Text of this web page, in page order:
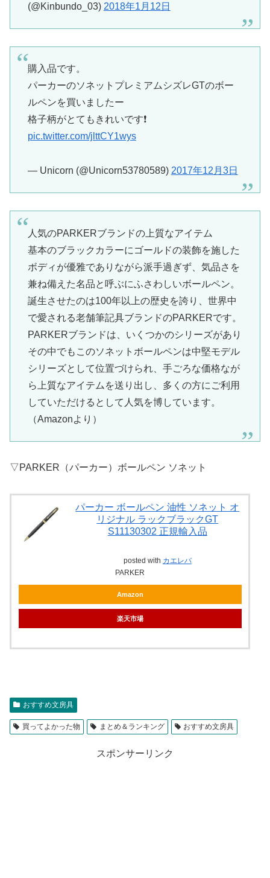
(@Kinbundo_03) 2018年1月12日
購入品です。
パーカーのソネットプレミアムシズレGTのボー
ルペンを買いましたー
格子柄がとてもきれいです❗
pic.twitter.com/jlttCY1wys
— Unicorn (@Unicorn53780589) 2017年12月3日
人気のPARKERブランドの上質なアイテム
基本のブラックカラーにゴールドの装飾を施した
ボディが優雅でありながら派手過ぎず、気品さを
兼ね備えた名品と呼ぶにふさわしいボールペン。
誕生させたのは100年以上の歴史を誇り、世界中
で愛される老舗筆記具ブランドのPARKERです。
PARKERブランドは、いくつかのシリーズがあり
その中でもこのソネットボールペンは中堅モデル
シリーズとして位置づけられ、手ごろな価格なが
ら上質なアイテムを送り出し、多くの方にご利用
していただけるとして人気を博しています。
（Amazonより）
▽PARKER（パーカー）ボールペン ソネット
パーカー ボールペン 油性 ソネット オ
リジナル ラックブラックGT
S11130302 正規輸入品
posted with カエレバ
PARKER
Amazon
楽天市場
おすすめ文房具
買ってよかった物 まとめ＆ランキング おすすめ文房具
スポンサーリンク